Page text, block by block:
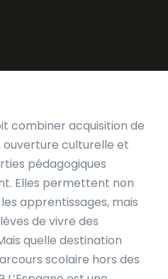
combiner acquisition de
ouverture culturelle et
pédagogiques
Elles permettent non
apprentissages, mais
de vivre des
quelle destination
scolaire hors des